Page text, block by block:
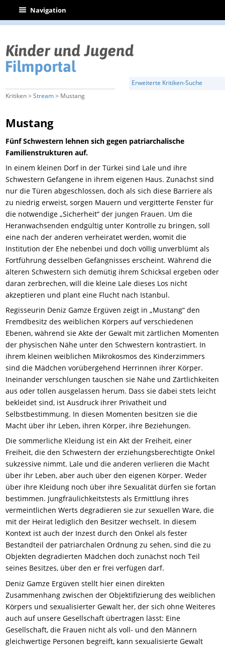
| Navigation
Erweiterte Kritiken-Suche
Kritiken >Stream> Mustang
Mustang
Fünf Schwestern lehnen sich gegen patriarchalische
Familienstrukturen auf.
In einem kleinen Dorf in der Türkei sind Lale und ihre
Schwestern Gefangene in ihrem eigenen Haus. Zunächst sind
nur die Türen abgeschlossen, doch als sich diese Barriere als
zu niedrig erweist, sorgen Mauern und vergitterte Fenster für
die notwendige „Sicherheit“ der jungen Frauen. Um die
Heranwachsenden endgültig unter Kontrolle zu bringen, soll
eine nach der anderen verheiratet werden, womit die
Institution der Ehe nebenbei und doch völlig unverblümt als
Fortführung desselben Gefängnisses erscheint. Während die
älteren Schwestern sich demütig ihrem Schicksal ergeben oder
daran zerbrechen, will die kleine Lale dieses Los nicht
akzeptieren und plant eine Flucht nach Istanbul.
Regisseurin Deniz Gamze Ergüven zeigt in „Mustang“ den
Fremdbesitz des weiblichen Körpers auf verschiedenen
Ebenen, während sie Akte der Gewalt mit zärtlichen Momenten
der physischen Nähe unter den Schwestern kontrastiert. In
ihrem kleinen weiblichen Mikrokosmos des Kinderzimmers
sind die Mädchen vorübergehend Herrinnen ihrer Körper.
Ineinander verschlungen tauschen sie Nähe und Zärtlichkeiten
aus oder tollen ausgelassen herum. Dass sie dabei stets leicht
bekleidet sind, ist Ausdruck ihrer Privatheit und
Selbstbestimmung. In diesen Momenten besitzen sie die
Macht über ihr Leben, ihren Körper, ihre Beziehungen.
Die sommerliche Kleidung ist ein Akt der Freiheit, einer
Freiheit, die den Schwestern der erziehungsberechtigte Onkel
sukzessive nimmt. Lale und die anderen verlieren die Macht
über ihr Leben, aber auch über den eigenen Körper. Weder
über ihre Kleidung noch über ihre Sexualität dürfen sie fortan
bestimmen. Jungfräulichkeitstests als Ermittlung ihres
vermeintlichen Werts degradieren sie zur sexuellen Ware, die
mit der Heirat lediglich den Besitzer wechselt. In diesem
Kontext ist auch der Inzest durch den Onkel als fester
Bestandteil der patriarchalen Ordnung zu sehen, sind die zu
Objekten degradierten Mädchen doch zunächst noch Teil
seines Besitzes, über den er frei verfügen darf.
Deniz Gamze Ergüven stellt hier einen direkten
Zusammenhang zwischen der Objektifizierung des weiblichen
Körpers und sexualisierter Gewalt her, der sich ohne Weiteres
auch auf unsere Gesellschaft übertragen lässt: Eine
Gesellschaft, die Frauen nicht als voll- und den Männern
gleichwertige Personen begreift, kann sexualisierte Gewalt